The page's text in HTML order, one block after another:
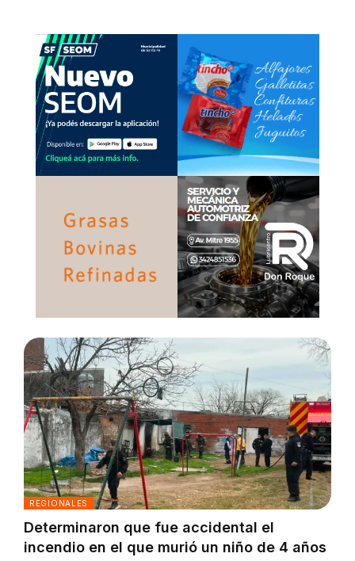
REGIONALES
Determinaron que fue accidental el
incendio en el que murió un niño de 4 años